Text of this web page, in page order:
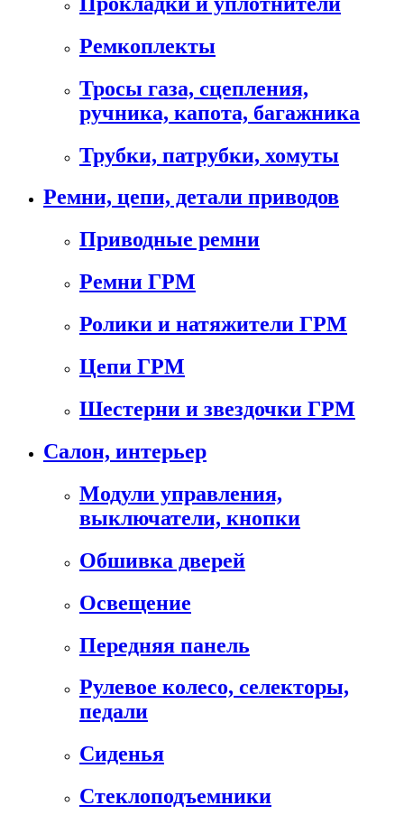
Ремкоплекты
Тросы газа, сцепления,
ручника, капота, багажника
Трубки, патрубки, хомуты
Ремни, цепи, детали приводов
Приводные ремни
Ремни ГРМ
Ролики и натяжители ГРМ
Цепи ГРМ
Шестерни и звездочки ГРМ
Салон, интерьер
Модули управления,
выключатели, кнопки
Обшивка дверей
Освещение
Передняя панель
Рулевое колесо, селекторы,
педали
Сиденья
Стеклоподъемники